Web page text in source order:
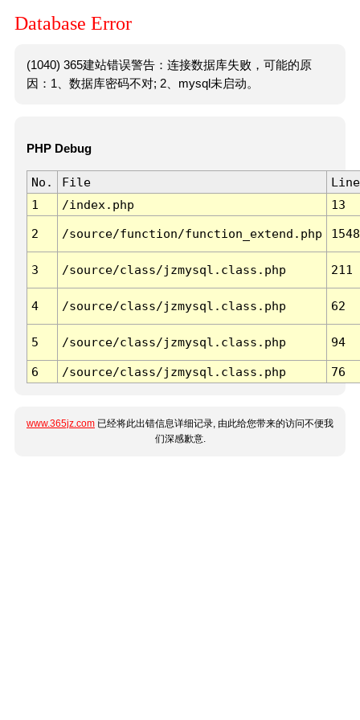
Database Error
(1040) 365建站错误警告：连接数据库失败，可能的原
因：1、数据库密码不对; 2、mysql未启动。
PHP Debug
No. File
Line
1
/index.php 13
2 /source/function/function_extend.php 1548
3 /source/class/jzmysql.class.php 211
4 /source/class/jzmysql.class.php 62
5 /source/class/jzmysql.class.php 94
6 /source/class/jzmysql.class.php 76
www.365jz.com 已经将此出错信息详细记录, 由此给您带来的访问不便我
们深感歉意.